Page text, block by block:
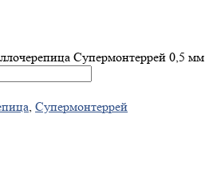
Супермонтеррей 0,5 мм
, Супермонтеррей